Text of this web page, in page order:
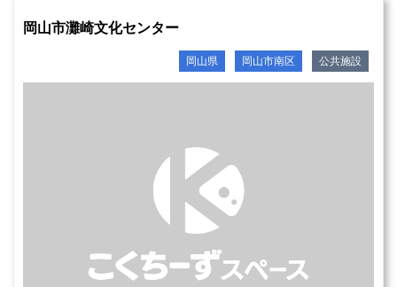
岡山市灘崎文化センター
岡山県 岡山市南区 公共施設